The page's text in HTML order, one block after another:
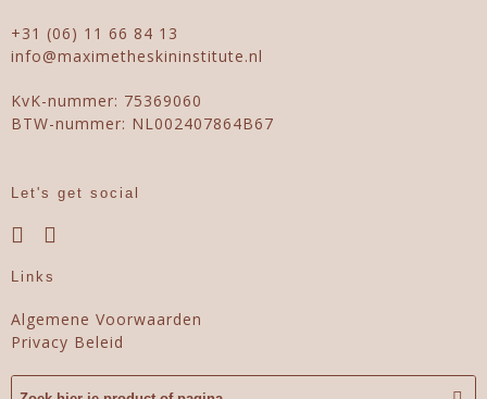
+31 (06) 11 66 84 13
info@maximetheskininstitute.nl
KvK-nummer: 75369060
BTW-nummer: NL002407864B67
Let's get social
Links
Algemene Voorwaarden
Privacy Beleid